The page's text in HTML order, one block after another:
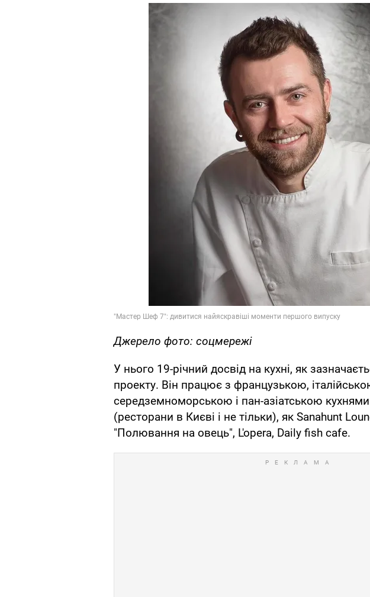
Джерело фото: соцмережі
У нього 19-річний досвід на кухні, як
проекту. Він працює з французькою,
середземноморською і пан-азіатською
(ресторани в Києві і не тільки), як Sanahunt
"Полювання на овець", L'opera, Daily fish cafe.